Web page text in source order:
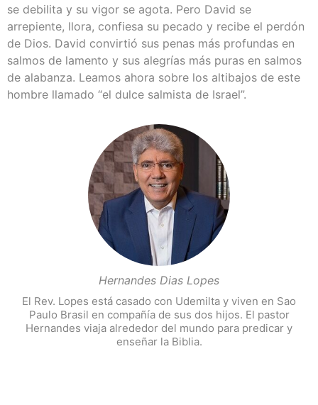
se debilita y su vigor se agota. Pero David se
arrepiente, llora, confiesa su pecado y recibe el perdón
de Dios. David convirtió sus penas más profundas en
salmos de lamento y sus alegrías más puras en salmos
de alabanza. Leamos ahora sobre los altibajos de este
hombre llamado “el dulce salmista de Israel”.
Hernandes Dias Lopes
El Rev. Lopes está casado con Udemilta y viven en Sao
Paulo Brasil en compañía de sus dos hijos. El pastor
Hernandes viaja alrededor del mundo para predicar y
enseñar la Biblia.